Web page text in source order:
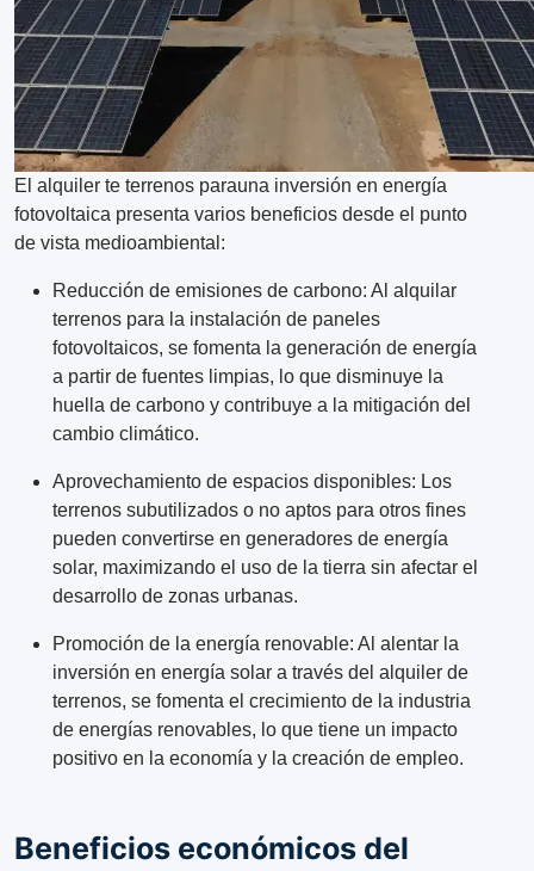
El alquiler te terrenos parauna inversión en energía
fotovoltaica presenta varios beneficios desde el punto
de vista medioambiental:
Reducción de emisiones de carbono: Al alquilar
terrenos para la instalación de paneles
fotovoltaicos, se fomenta la generación de energía
a partir de fuentes limpias, lo que disminuye la
huella de carbono y contribuye a la mitigación del
cambio climático.
Aprovechamiento de espacios disponibles: Los
terrenos subutilizados o no aptos para otros fines
pueden convertirse en generadores de energía
solar, maximizando el uso de la tierra sin afectar el
desarrollo de zonas urbanas.
Promoción de la energía renovable: Al alentar la
inversión en energía solar a través del alquiler de
terrenos, se fomenta el crecimiento de la industria
de energías renovables, lo que tiene un impacto
positivo en la economía y la creación de empleo.
Beneficios económicos del